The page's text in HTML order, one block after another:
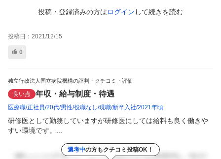
投稿・登録済みの方はログイン して続きを読む
投稿日： 2021/12/15
0
独立行政法人国立病院機構の評判・クチコミ・評価
良い点 年収・給与制度・待遇
医療職 正社員 20代 男性 役職なし 現職 新卒入社 2021年頃
研修医として勤務していますが研修医にしては給料も良く働きや
すい環境です。...
選考中の方もクチコミ投稿OK！